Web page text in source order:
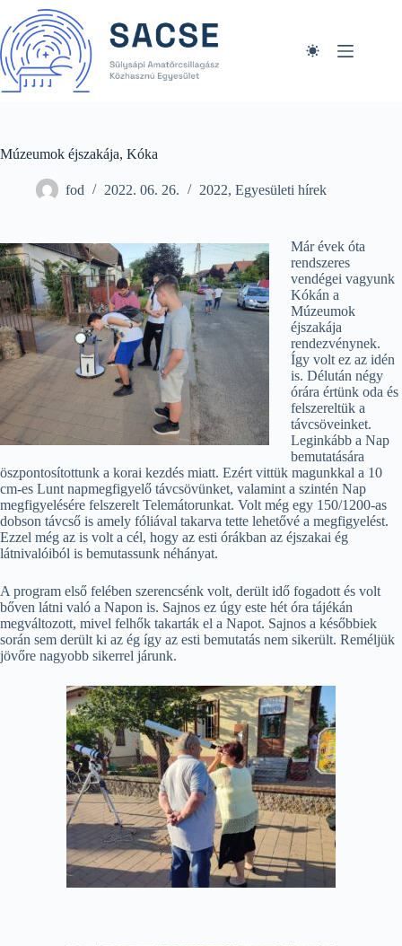
content
Múzeumok éjszakája, Kóka
fod 2022. 06. 26. 2022, Egyesületi hírek
Már évek óta
rendszeres
vendégei vagyunk
Kókán a
Múzeumok
éjszakája
rendezvénynek.
Így volt ez az idén
is. Délután négy
órára értünk oda és
felszereltük a
távcsöveinket.
Leginkább a Nap
bemutatására
öszpontosítottunk a korai kezdés miatt. Ezért vittük magunkkal a 10
cm-es Lunt napmegfigyelő távcsövünket, valamint a szintén Nap
megfigyelésére felszerelt Telemátorunkat. Volt még egy 150/1200-as
dobson távcső is amely fóliával takarva tette lehetővé a megfigyelést.
Ezzel még az is volt a cél, hogy az esti órákban az éjszakai ég
látnivalóiból is bemutassunk néhányat.
A program első felében szerencsénk volt, derült idő fogadott és volt
bőven látni való a Napon is. Sajnos ez úgy este hét óra tájékán
megváltozott, mivel felhők takarták el a Napot. Sajnos a későbbiek
során sem derült ki az ég így az esti bemutatás nem sikerült. Reméljük
jövőre nagyobb sikerrel járunk.